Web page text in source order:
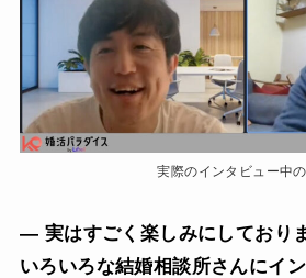
実際のインタビュー中
— 実はすごく楽しみにしており
いろいろな結婚相談所さんにイ